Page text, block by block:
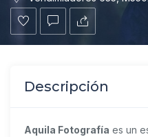
Descripción
Aquila Fotografía es un